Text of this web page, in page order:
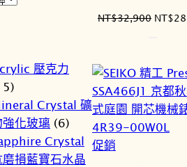
壓克力
Crystal 礦
強化玻璃 (6)
Crystal
磨損藍寶石水晶
NT$32,900 原
NT$
促銷